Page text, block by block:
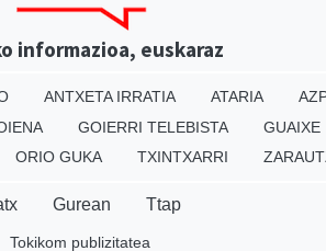
informazioa, euskaraz
ANTXETA IRRATIA ATARIA
GOIERRI TELEBISTA
GUAIXE
ORIO GUKA TXINTXARRI
Gurean Ttap
Tokikom publizitatea